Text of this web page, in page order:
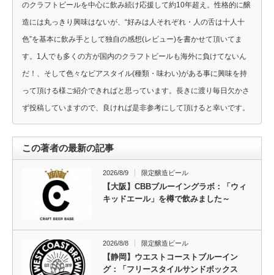
のクラフトビールを中心に飲み続け応援して約10年超え。性格的に醸
造には丸っきり興味はないが、“好みは人それぞれ・人の舌は十人十
色”を基本に飲み手として独自の感想(レビュー)を書かせて頂いてま
す。1人でも多くの方が国内のクラフトビールも海外に負けてないん
だ！、そして色々なビアスタイル(種類・味わい)がある事に興味を持
って頂ける様ご紹介できればと思っています。長きに渡り毎日欠かさ
ず投稿していますので、良ければ是非参考にして頂けると幸いです。
この著者の最新の記事
2026/8/9 限定醸造ビール
【大阪】CBBブルーイングラボ：「ウィ
キッドエール」を樽で飲みました～
2026/8/8 限定醸造ビール
【静岡】ウエストコーストブルーイン
グ：「フリースタイルサンドボックス